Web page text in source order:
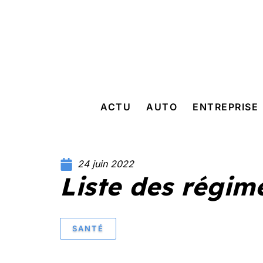
ACTU AUTO ENTREPRISE
24 juin 2022
Liste des
SANTÉ